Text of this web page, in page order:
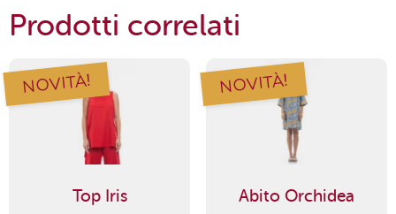
Prodotti correlati
NOVITÀ!
Top Iris
NOVITÀ!
Abito Orchidea